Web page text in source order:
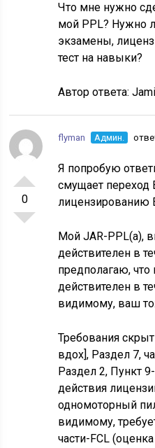
Что мне нужно
мой PPL? Нужно
экзамены,
тест на навыки?
Автор ответа:
0
flyman Админ.
Я попробую
смущает переход
лицензированию
Мой JAR-PPL(a),
действителен в
предполагаю, что
действителен в
видимому, ваш
Требования
вдох], Раздел 7,
Раздел 2, Пункт
действия
одномоторный
видимому,
части-FCL